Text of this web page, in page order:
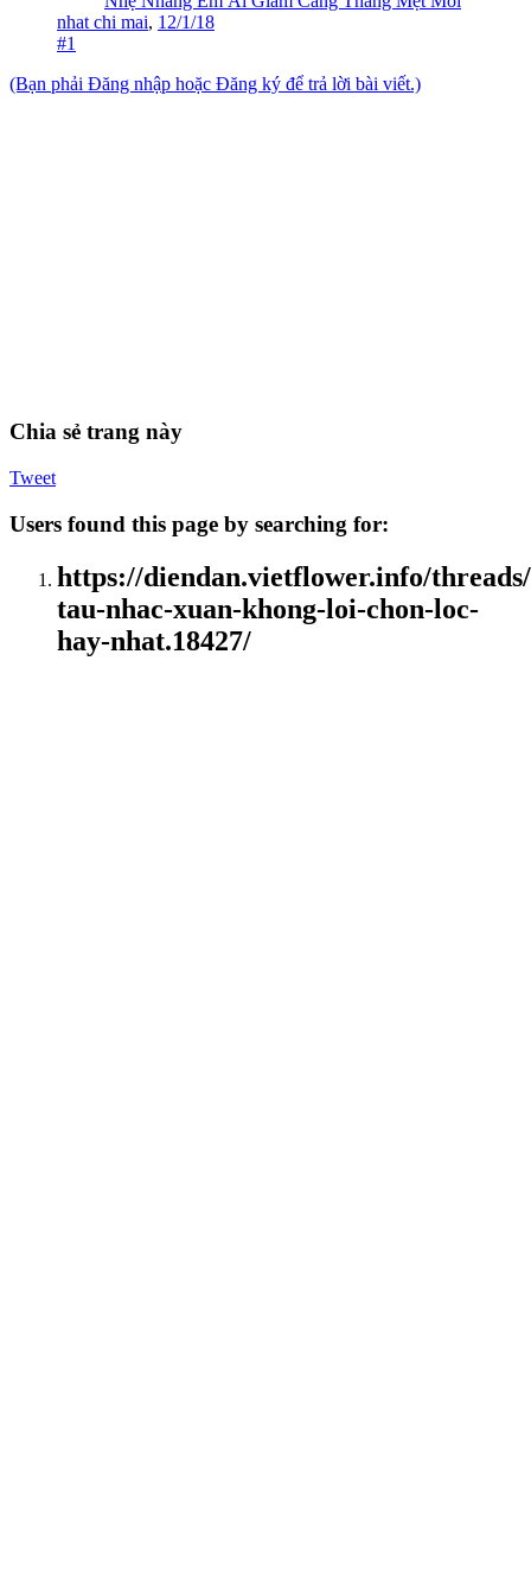
nhat chi mai, 12/1/18
#1
(Bạn phải Đăng nhập hoặc Đăng ký để trả lời bài viết.)
Chia sẻ trang này
Tweet
Users found this page by searching for:
https://diendan.vietflower.info/
tau-nhac-xuan-khong-loi-chon-loc-
hay-nhat.18427/